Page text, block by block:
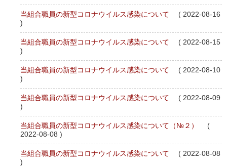
当組合職員の新型コロナウイルス感染について
( 2022-08-16
)
当組合職員の新型コロナウイルス感染について
( 2022-08-15
)
当組合職員の新型コロナウイルス感染について
( 2022-08-10
)
当組合職員の新型コロナウイルス感染について
( 2022-08-09
)
当組合職員の新型コロナウイルス感染について（№２）
(
2022-08-08 )
当組合職員の新型コロナウイルス感染について
( 2022-08-08
)